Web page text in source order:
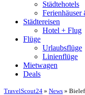
Städtehotels
Ferienhäuser
Städtereisen
Hotel + Flug
Flüge
Urlaubsflüge
Linienflüge
Mietwagen
Deals
TravelScout24 » News »